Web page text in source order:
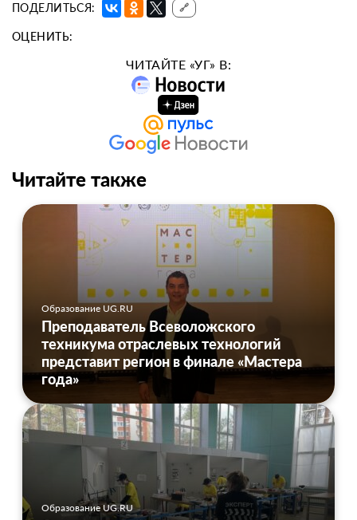
ПОДЕЛИТЬСЯ: 🔗
ОЦЕНИТЬ:
ЧИТАЙТЕ «УГ» В:
Читайте также
Образование UG.RU
Преподаватель Всеволожского
техникума отраслевых технологий
представит регион в финале «Мастера
года»
Образование UG.RU